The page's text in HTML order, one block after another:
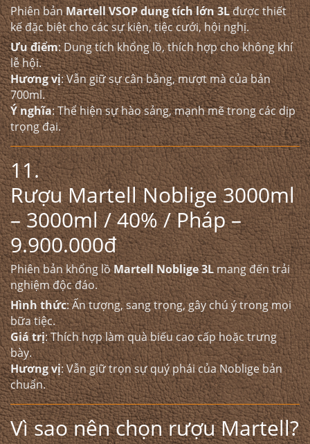
Phiên bảnMartell VSOP dung tích lớn 3Lđược thiết
kế đặc biệt cho các sự kiện, tiệc cưới, hội nghị.
Ưu điểm: Dung tích khổng lồ, thích hợp cho không khí
lễ hội.
Hương vị: Vẫn giữ sự cân bằng, mượt mà của bản
700ml.
Ý nghĩa: Thể hiện sự hào sảng, mạnh mẽ trong các dịp
trọng đại.
11.
Rượu Martell Noblige 3000ml
– 3000ml / 40% / Pháp –
9.900.000đ
Phiên bản khổng lồMartell Noblige 3Lmang đến trải
nghiệm độc đáo.
Hình thức: Ấn tượng, sang trọng, gây chú ý trong mọi
bữa tiệc.
Giá trị: Thích hợp làm quà biếu cao cấp hoặc trưng
bày.
Hương vị: Vẫn giữ trọn sự quý phái của Noblige bản
chuẩn.
Vì sao nên chọn rượu Martell?